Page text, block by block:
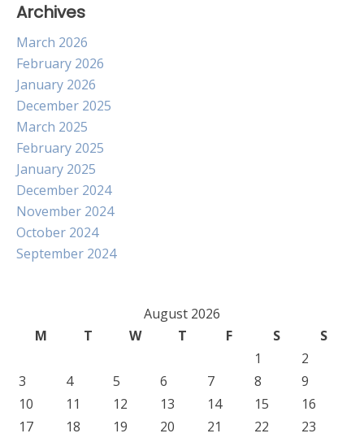
Archives
March 2026
February 2026
January 2026
December 2025
March 2025
February 2025
January 2025
December 2024
November 2024
October 2024
September 2024
August 2026
M
T W T F S
S
1
2
3
4 5 6 7 8
9
10
11 12 13 14 15
16
17
18 19 20 21 22
23